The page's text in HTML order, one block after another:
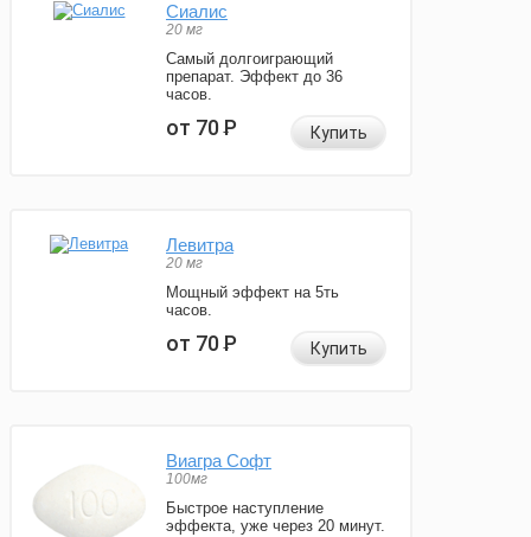
Сиалис
20 мг
Самый долгоиграющий
препарат. Эффект до 36
часов.
от 70Р Купить
Левитра
20 мг
Мощный эффект на 5ть
часов.
от 70Р Купить
Виагра Софт
100мг
Быстрое наступление
эффекта, уже через 20 минут.